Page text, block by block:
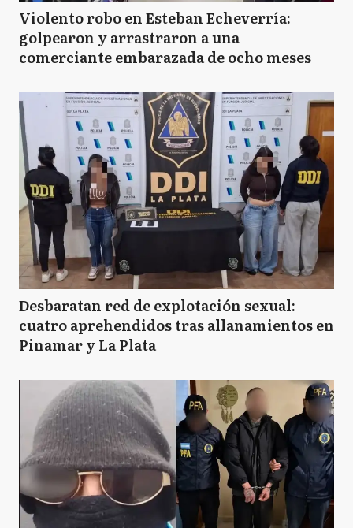
Violento robo en Esteban Echeverría:
golpearon y arrastraron a una
comerciante embarazada de ocho meses
Desbaratan red de explotación sexual:
cuatro aprehendidos tras allanamientos en
Pinamar y La Plata